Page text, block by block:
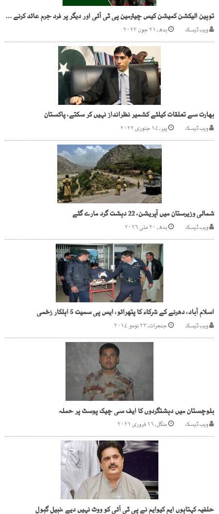
توہین الیکشن کمیشن کیس چیئرمین پی ٹی آئی اور دیگر پر فرد جرم عائد کرنے کا فیصلہ
ویب ڈیسک بدھ, ۲۱ جون ۲۰۲۳
بھارت سے تعلقات کیلئے کشمیر نظرانداز نہیں کر سکتے، پاکستان
ویب ڈیسک پیر, ۱۷ جنوری ۲۰۲۲
شمالی وزیرستان میں آپریشن، 22 دہشت گرد مارے گئے
ویب ڈیسک بدھ, ۲۰ مئی ۲۰۲۶
اسلام آباد، دھرنے کے شرکاء کا پتھرائو، ایس پی سمیت 5 اہلکار زخمی
ویب ڈیسک جمعرات, ۲۳ نومبر ۲۰۱۷
بلوچستان میں دہشتگردوں کا ایف سی چیک پوسٹ پر حملہ
ویب ڈیسک منگل, ۱۶ فروری ۲۰۲۱